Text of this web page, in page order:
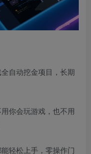
自动挖金项目，长期
你会玩游戏，也不用
轻松上手，零操作门